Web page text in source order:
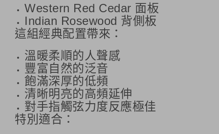
Western Red Cedar 面板
Indian Rosewood 背側板
這組經典配置帶來：
溫暖柔順的人聲感
豐富自然的泛音
飽滿深厚的低頻
清晰明亮的高頻延伸
對手指觸弦力度反應極佳
特別適合：